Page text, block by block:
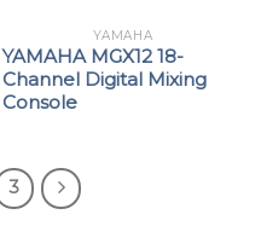
YAMAHA
YAMAHA MGX12 18-
Channel Digital Mixing
Console
3